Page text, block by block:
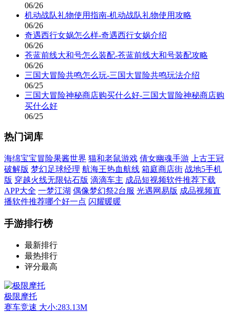
06/26
机动战队礼物使用指南-机动战队礼物使用攻略
06/26
奇遇西行女娲怎么样-奇遇西行女娲介绍
06/26
苍蓝前线大和号怎么装配-苍蓝前线大和号装配攻略
06/26
三国大冒险共鸣怎么玩-三国大冒险共鸣玩法介绍
06/25
三国大冒险神秘商店购买什么好-三国大冒险神秘商店购
买什么好
06/25
热门词库
海绵宝宝冒险果酱世界 猫和老鼠游戏 倩女幽魂手游
上古王冠
破解版 梦幻足球经理 航海王热血航线 箱庭商店街 战地5手机
版 穿越火线无限钻石版 滴滴车主 成品短视频软件推荐下载
APP大全 一梦江湖 偶像梦幻祭2台服 光遇网易版 成品视频直
播软件推荐哪个好一点 闪耀暖暖
手游排行榜
最新排行
最热排行
评分最高
极限摩托
赛车竞速 大小:283.13M